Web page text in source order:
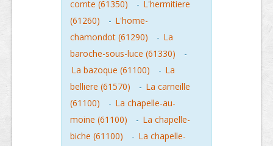
comte (61350)
- L'hermitiere
(61260)
- L'home-
chamondot (61290)
- La
baroche-sous-luce (61330)
-
La bazoque (61100)
- La
belliere (61570)
- La carneille
(61100)
- La chapelle-au-
moine (61100)
- La chapelle-
biche (61100)
- La chapelle-